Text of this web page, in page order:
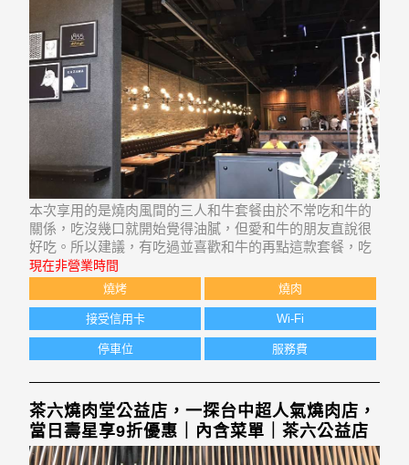
本次享用的是燒肉風間的三人和牛套餐由於不常吃和牛的
關係，吃沒幾口就開始覺得油膩，但愛和牛的朋友直說很
好吃。所以建議，有吃過並喜歡和牛的再點這款套餐，吃
的會比較開心。記得第一次來吃是點牛肉雙人1980套餐，
因為印象太好，一直對燒肉風間的肉品念念不忘，超好吃
的組合，這套餐就比較適合我這種不太敢吃和牛，卻
現在非營業時間
燒烤 燒肉
接受信用卡 Wi-Fi
停車位 服務費
茶六燒肉堂公益店，一探台中超人氣燒肉店，
當日壽星享9折優惠｜內含菜單｜茶六公益店